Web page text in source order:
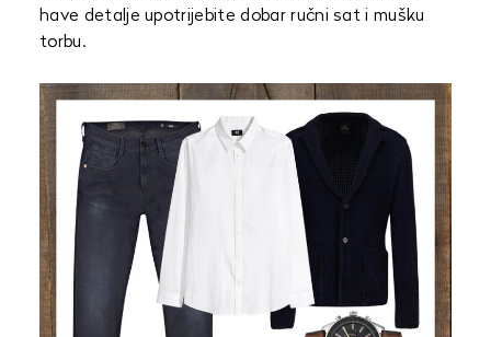
have detalje upotrijebite dobar ručni sat i mušku
torbu.